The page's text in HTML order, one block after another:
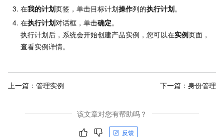
在我的计划页签，单击目标计划操作列的执行计划。
在执行计划对话框，单击确定。
执行计划后，系统会开始创建产品实例，您可以在实例页面，
查看实例详情。
上一篇： 管理实例 下一篇： 身份管理
该文章对您有帮助吗？
反馈